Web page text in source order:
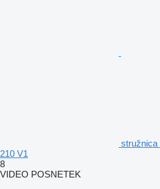
stružnica
210 V1
8
VIDEO POSNETEK